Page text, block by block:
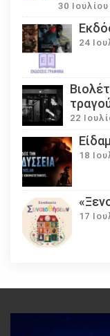
30
24
22
18
17